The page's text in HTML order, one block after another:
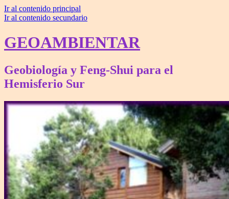
Ir al contenido principal
Ir al contenido secundario
GEOAMBIENTAR
Geobiología y Feng-Shui para el
Hemisferio Sur